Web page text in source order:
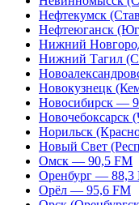
Нефтекумск
Нефтеюганск
Нижний
Нижний Тагил
Новокузнецк
Новосибирск —
Новочебоксарск
Норильск
Новый Свет
Омск — 90,5 FM
Оренбург — 88,3
Орёл — 95,6 FM